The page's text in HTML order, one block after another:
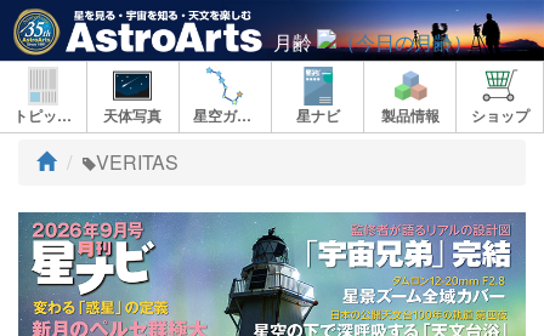
月齢
トピックス 天体写真 星空ガイド 星ナビ 製品情報 ショップ
ト
プ
VERITAS